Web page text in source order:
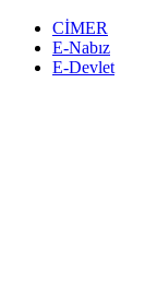
CİMER
E-Nabız
E-Devlet